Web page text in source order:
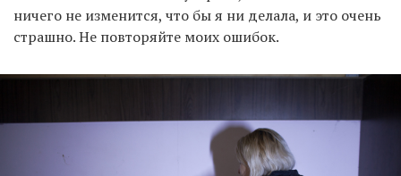
ничего не изменится, что бы я ни делала, и это очень
страшно. Не повторяйте моих ошибок.